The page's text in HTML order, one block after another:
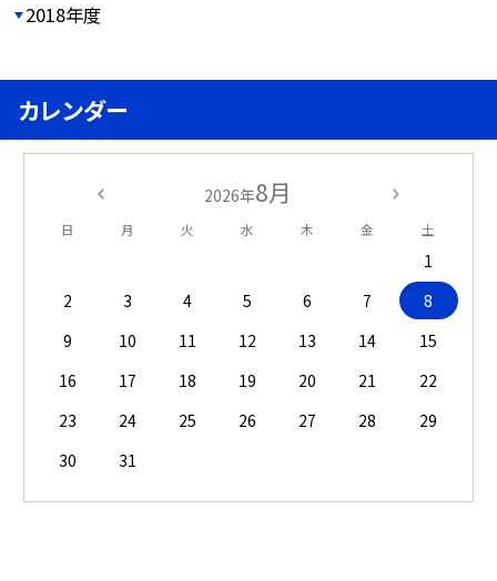
2018年度
カレンダー
2026年8月
日 月 火 水 木 金 土
1
2
3 4 5 6 7
8
9
10 11 12 13 14
15
16
17 18 19 20 21
22
23
24 25 26 27 28
29
30
31